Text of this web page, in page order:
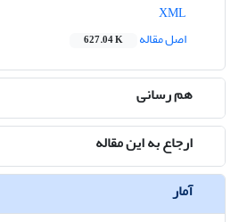
اصل مقاله
627.04 K
هم رسانی
ارجاع به این مقاله
آمار